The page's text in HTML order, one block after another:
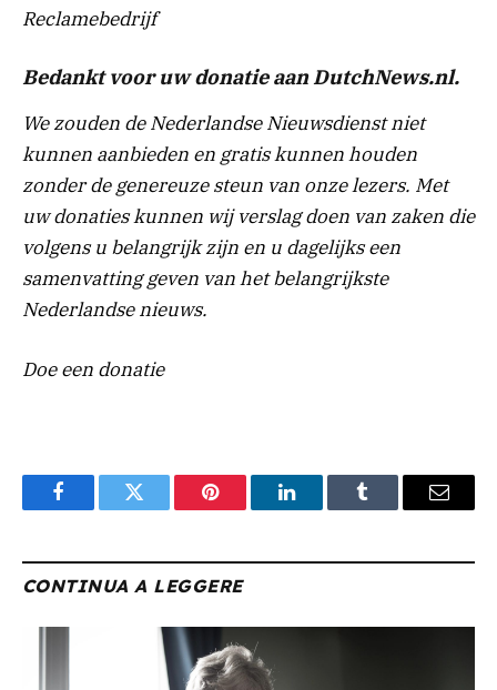
Reclamebedrijf
Bedankt voor uw donatie aan DutchNews.nl.
We zouden de Nederlandse Nieuwsdienst niet
kunnen aanbieden en gratis kunnen houden
zonder de genereuze steun van onze lezers. Met
uw donaties kunnen wij verslag doen van zaken die
volgens u belangrijk zijn en u dagelijks een
samenvatting geven van het belangrijkste
Nederlandse nieuws.
Doe een donatie
FacebookTwitter Pinterest LinkedInTumblr Email
CONTINUA A LEGGERE